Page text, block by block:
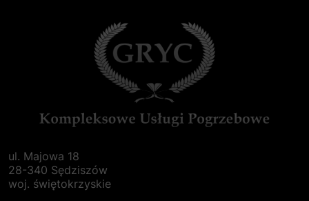
ul. Majowa 18
28-340 Sędziszów
woj. świętokrzyskie